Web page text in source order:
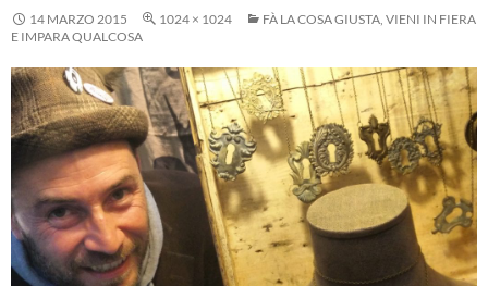
14 MARZO 2015 1024 × 1024
FÀ LA COSA GIUSTA, VIENI IN FIERA
E IMPARA QUALCOSA